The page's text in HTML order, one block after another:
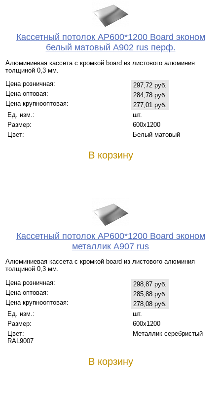
Кассетный потолок AP600*1200 Board эконом
белый матовый А902 rus перф.
Алюминиевая кассета с кромкой board из листового алюминия
толщиной 0,3 мм.
Цена розничная:
297,72 руб.
Цена оптовая:
284,78 руб.
Цена крупнооптовая:
277,01 руб.
Ед. изм.:
шт.
Размер:
600x1200
Цвет:
Белый матовый
В корзину
Кассетный потолок AP600*1200 Board эконом
металлик А907 rus
Алюминиевая кассета с кромкой board из листового алюминия
толщиной 0,3 мм.
Цена розничная:
298,87 руб.
Цена оптовая:
285,88 руб.
Цена крупнооптовая:
278,08 руб.
Ед. изм.:
шт.
Размер:
600x1200
Цвет:
Металлик серебристый
RAL9007
В корзину